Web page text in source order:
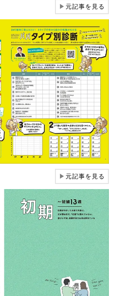
▶元記事を見る
▶元記事を見る